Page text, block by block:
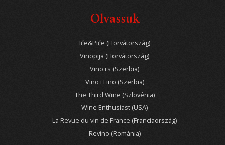
Olvassuk
Iće&Piće (Horvátország)
Vinopija (Horvátország)
Vino.rs (Szerbia)
Vino i Fino (Szerbia)
The Third Wine (Szlovénia)
Wine Enthusiast (USA)
La Revue du vin de France (Franciaország)
Revino (Románia)